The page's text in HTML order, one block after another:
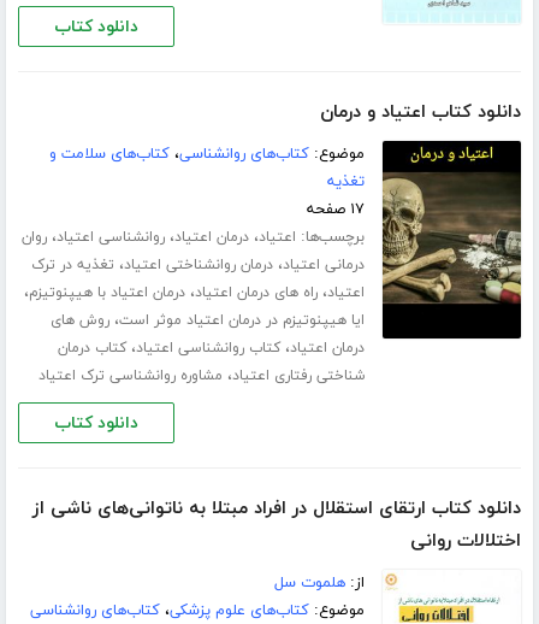
دانلود کتاب
دانلود کتاب اعتیاد و درمان
موضوع:کتاب‌های روانشناسی،کتاب‌های سلامت و
تغذیه
۱۷ صفحه
برچسب‌ها: اعتیاد،درمان اعتیاد،روانشناسی اعتیاد،روان
درمانی اعتیاد،درمان روانشناختی اعتیاد، تغذیه در ترک
اعتیاد،راه های درمان اعتیاد،درمان اعتیاد با هیپنوتیزم،
ایا هیپنوتیزم در درمان اعتیاد موثر است،روش های
درمان اعتیاد،کتاب روانشناسی اعتیاد،کتاب درمان
شناختی رفتاری اعتیاد، مشاوره روانشناسی ترک اعتیاد
دانلود کتاب
دانلود کتاب ارتقای استقلال در افراد مبتلا به ناتوانی‌های ناشی از
اختلالات روانی
از:هلموت سل
موضوع:کتاب‌های علوم پزشکی،کتاب‌های روانشناسی